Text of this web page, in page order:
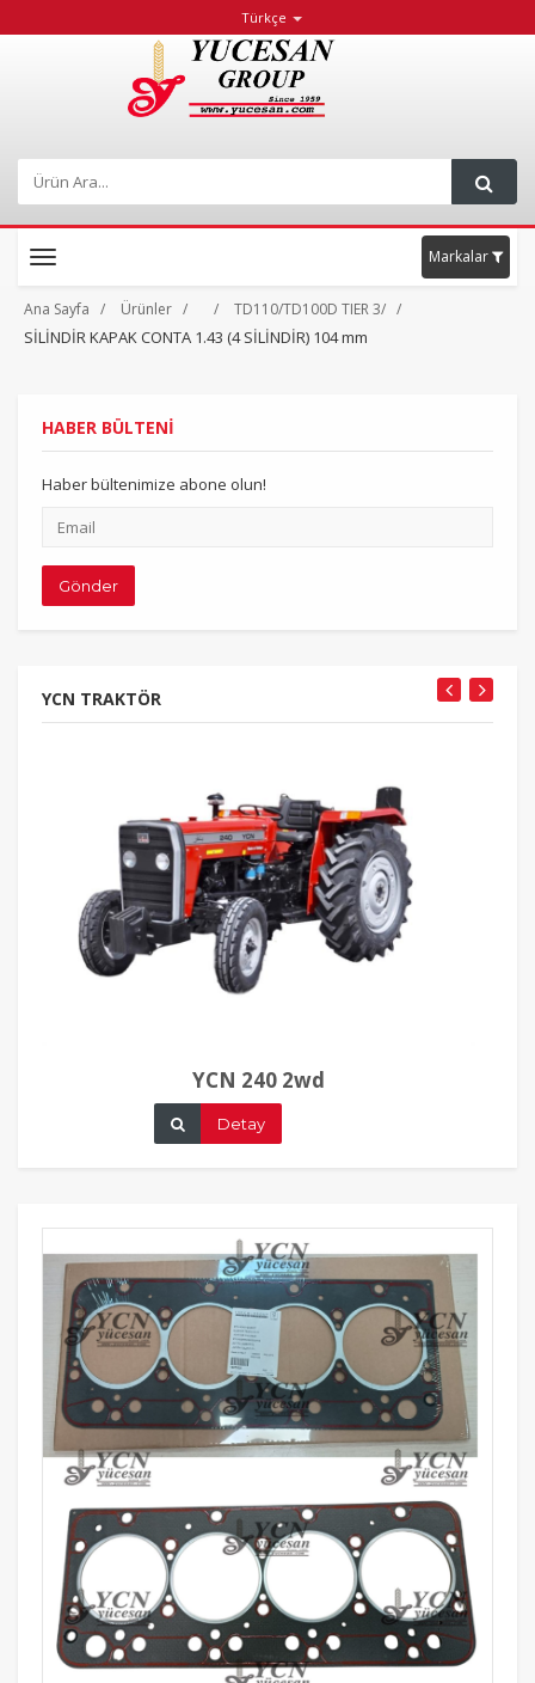
Türkçe
Toggle
Markalar
Ana Sayfa Ürünler TD110/TD100D TIER 3/
SİLİNDİR KAPAK CONTA 1.43 (4 SİLİNDİR) 104 mm
HABER BÜLTENİ
Haber bültenimize abone olun!
adresiniz
Gönder
YCN TRAKTÖR
YCN 240 2wd
Detay